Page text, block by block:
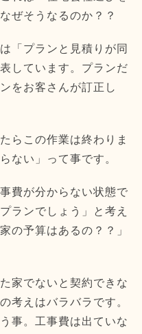
ぜそうなるのか？？
「プランと見積りが同
しています。プランだ
をお客さんが訂正し
らこの作業は終わりま
ない」って事です。
費が分からない状態で
ランでしょう」と考え
の予算はあるの？？」
家でないと契約できな
考えはバラバラです。
事。工事費は出ていな